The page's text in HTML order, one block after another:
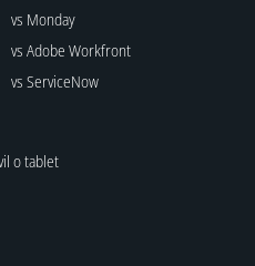
vs Monday
vs Adobe Workfront
vs ServiceNow
o tablet